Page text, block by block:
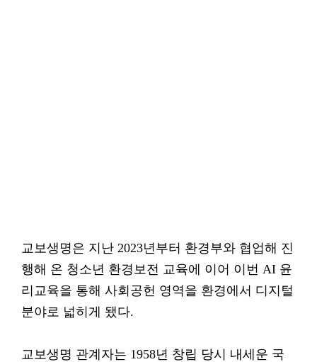
교보생명은 지난 2023년부터 환경부와 협업해 진
행해 온 청소년 환경보전 교육에 이어 이번 AI 윤
리교육을 통해 사회공헌 영역을 환경에서 디지털
분야로 넓히게 됐다.
교보생명 관계자는 1958년 창립 당시 내세운 국